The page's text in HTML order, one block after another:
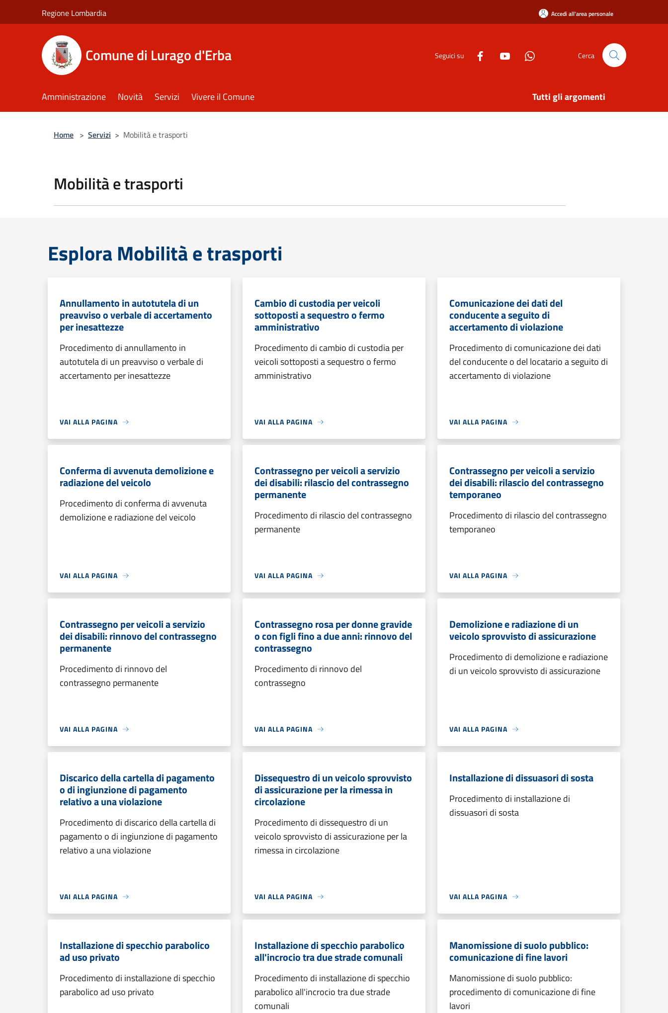
Regione Lombardia Accedi all'area personale
Comune di Lurago d'Erba Seguici su Cerca
Amministrazione Novità Servizi Vivere il Comune Tutti gli argomenti
Home > Servizi > Mobilità e trasporti
Mobilità e trasporti
Esplora Mobilità e trasporti
Annullamento in autotutela di un
preavviso o verbale di accertamento
per inesattezze
Procedimento di annullamento in
autotutela di un preavviso o verbale di
accertamento per inesattezze
VAI ALLA PAGINA
Cambio di custodia per veicoli
sottoposti a sequestro o fermo
amministrativo
Procedimento di cambio di custodia per
veicoli sottoposti a sequestro o fermo
amministrativo
VAI ALLA PAGINA
Comunicazione dei dati del
conducente a seguito di
accertamento di violazione
Procedimento di comunicazione dei dati
del conducente o del locatario a seguito di
accertamento di violazione
VAI ALLA PAGINA
Conferma di avvenuta demolizione e
radiazione del veicolo
Procedimento di conferma di avvenuta
demolizione e radiazione del veicolo
VAI ALLA PAGINA
Contrassegno per veicoli a servizio
dei disabili: rilascio del contrassegno
permanente
Procedimento di rilascio del contrassegno
permanente
VAI ALLA PAGINA
Contrassegno per veicoli a servizio
dei disabili: rilascio del contrassegno
temporaneo
Procedimento di rilascio del contrassegno
temporaneo
VAI ALLA PAGINA
Contrassegno per veicoli a servizio
dei disabili: rinnovo del contrassegno
permanente
Procedimento di rinnovo del
contrassegno permanente
VAI ALLA PAGINA
Contrassegno rosa per donne gravide
o con figli fino a due anni: rinnovo del
contrassegno
Procedimento di rinnovo del
contrassegno
VAI ALLA PAGINA
Demolizione e radiazione di un
veicolo sprovvisto di assicurazione
Procedimento di demolizione e radiazione
di un veicolo sprovvisto di assicurazione
VAI ALLA PAGINA
Discarico della cartella di pagamento
o di ingiunzione di pagamento
relativo a una violazione
Procedimento di discarico della cartella di
pagamento o di ingiunzione di pagamento
relativo a una violazione
VAI ALLA PAGINA
Dissequestro di un veicolo sprovvisto
di assicurazione per la rimessa in
circolazione
Procedimento di dissequestro di un
veicolo sprovvisto di assicurazione per la
rimessa in circolazione
VAI ALLA PAGINA
Installazione di dissuasori di sosta
Procedimento di installazione di
dissuasori di sosta
VAI ALLA PAGINA
Installazione di specchio parabolico
ad uso privato
Procedimento di installazione di specchio
parabolico ad uso privato
Installazione di specchio parabolico
all'incrocio tra due strade comunali
Procedimento di installazione di specchio
parabolico all'incrocio tra due strade
comunali
Manomissione di suolo pubblico:
comunicazione di fine lavori
Manomissione di suolo pubblico:
procedimento di comunicazione di fine
lavori